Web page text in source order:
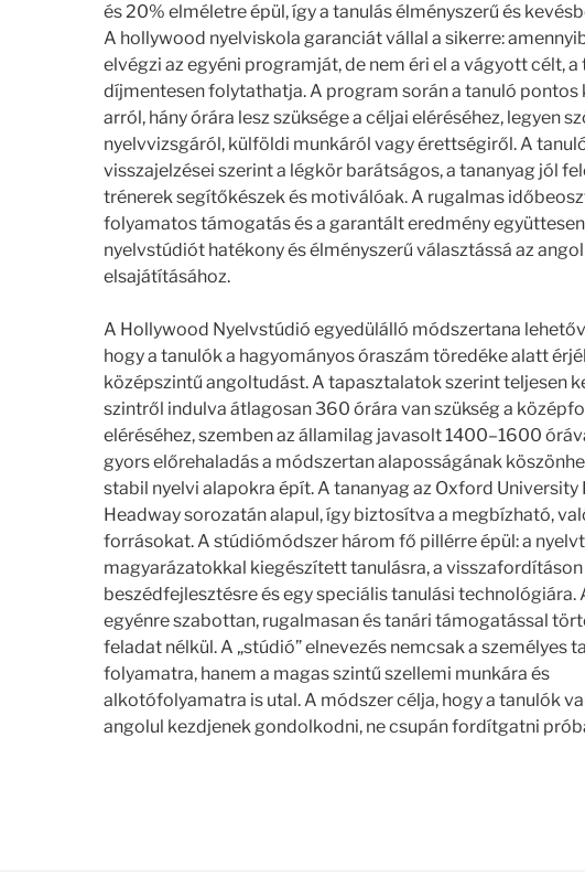
és 20% elméletre épül, így a tanulás élményszerű és
A hollywood nyelviskola garanciát vállal a sikerre:
elvégzi az egyéni programját, de nem éri el a vágyott célt, a
díjmentesen folytathatja. A program során a tanuló pontos
arról, hány órára lesz szüksége a céljai eléréséhez, legyen
nyelvvizsgáról, külföldi munkáról vagy érettségiről. A
visszajelzései szerint a légkör barátságos, a tananyag jól
trénerek segítőkészek és motiválóak. A rugalmas
folyamatos támogatás és a garantált eredmény
nyelvstúdiót hatékony és élményszerű választássá az
elsajátításához.
A Hollywood Nyelvstúdió egyedülálló módszertana
hogy a tanulók a hagyományos óraszám töredéke alatt
középszintű angoltudást. A tapasztalatok szerint teljesen
szintről indulva átlagosan 360 órára van szükség a
eléréséhez, szemben az államilag javasolt 1400–1600
gyors előrehaladás a módszertan alaposságának
stabil nyelvi alapokra épít. A tananyag az Oxford University
Headway sorozatán alapul, így biztosítva a megbízható,
forrásokat. A stúdiómódszer három fő pillérre épül: a
magyarázatokkal kiegészített tanulásra, a
beszédfejlesztésre és egy speciális tanulási technológiára.
egyénre szabottan, rugalmasan és tanári támogatással
feladat nélkül. A „stúdió” elnevezés nemcsak a személyes
folyamatra, hanem a magas szintű szellemi munkára és
alkotófolyamatra is utal. A módszer célja, hogy a tanulók
angolul kezdjenek gondolkodni, ne csupán fordítgatni